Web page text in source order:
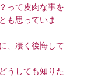
って皮肉な事を
も思っていま
、凄く後悔して
うしても知りた